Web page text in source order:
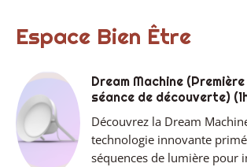
Espace Bien Être
Dream Machine (Première
séance de découverte)
Découvrez la Dream
technologie innovante
séquences de lumière pour